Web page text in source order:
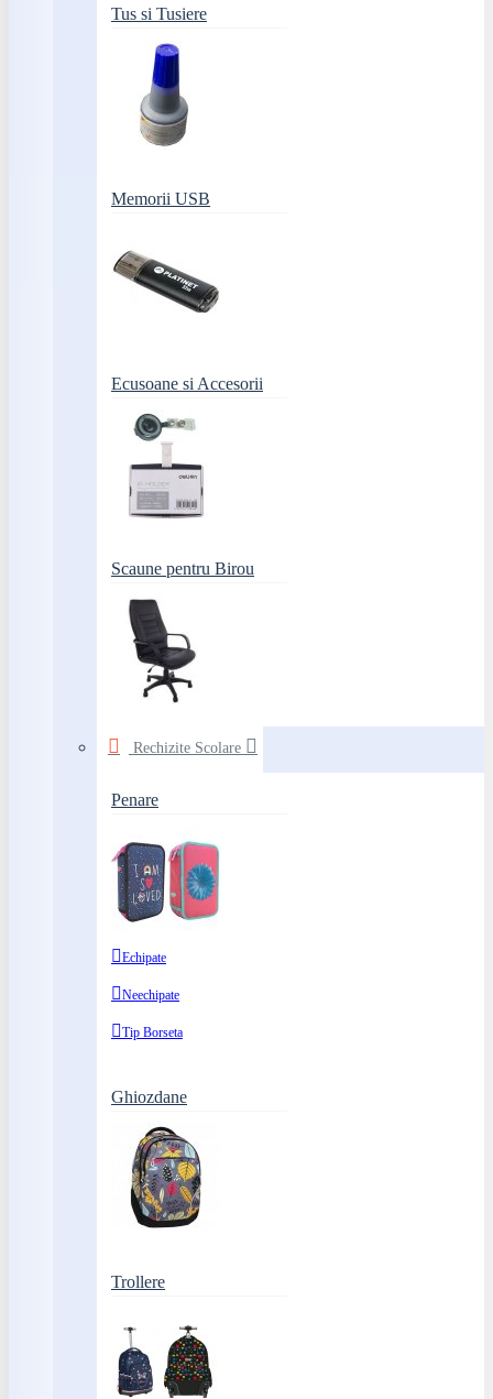
Tus si Tusiere
Memorii USB
Ecusoane si Accesorii
Scaune pentru Birou
Rechizite Scolare
Penare
Echipate
Neechipate
Tip Borseta
Ghiozdane
Trollere